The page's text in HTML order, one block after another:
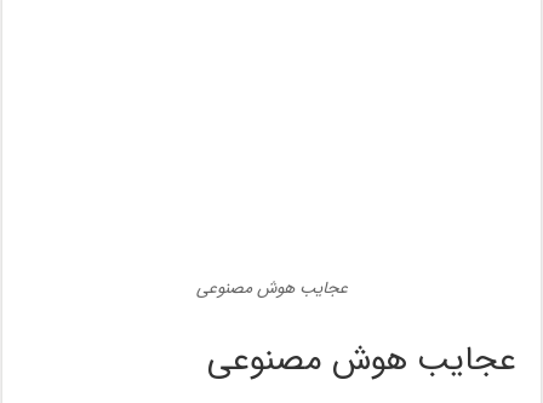
عجایب هوش مصنوعی
عجایب هوش مصنوعی